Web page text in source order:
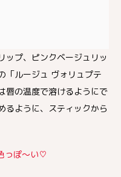
ップ、ピンクベージュリッ
「ルージュ ヴォリュプテ
唇の温度で溶けるようにで
るように、スティックから
っぽ〜い♡